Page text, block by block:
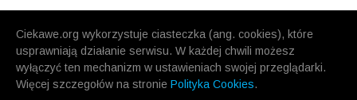
Ciekawe.org wykorzystuje ciasteczka (ang. cookies), które
usprawniają działanie serwisu. W każdej chwili możesz
wyłączyć ten mechanizm w ustawieniach swojej przeglądarki.
Więcej szczegołów na stronie Polityka Cookies.